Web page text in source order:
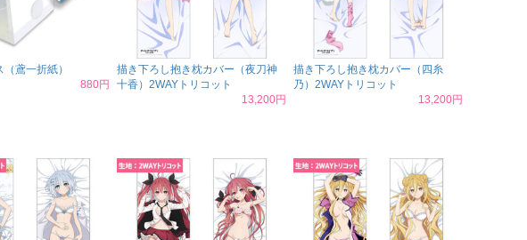
鳶一折紙）
880円
描き下ろし抱き枕カバー（夜刀神
十香）2WAYトリコット
13,200円
描き下ろし抱き枕カバー（四糸
乃）2WAYトリコット
13,200円